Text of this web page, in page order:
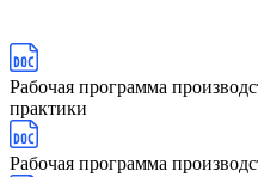
Рабочая программа
практики
Рабочая программа